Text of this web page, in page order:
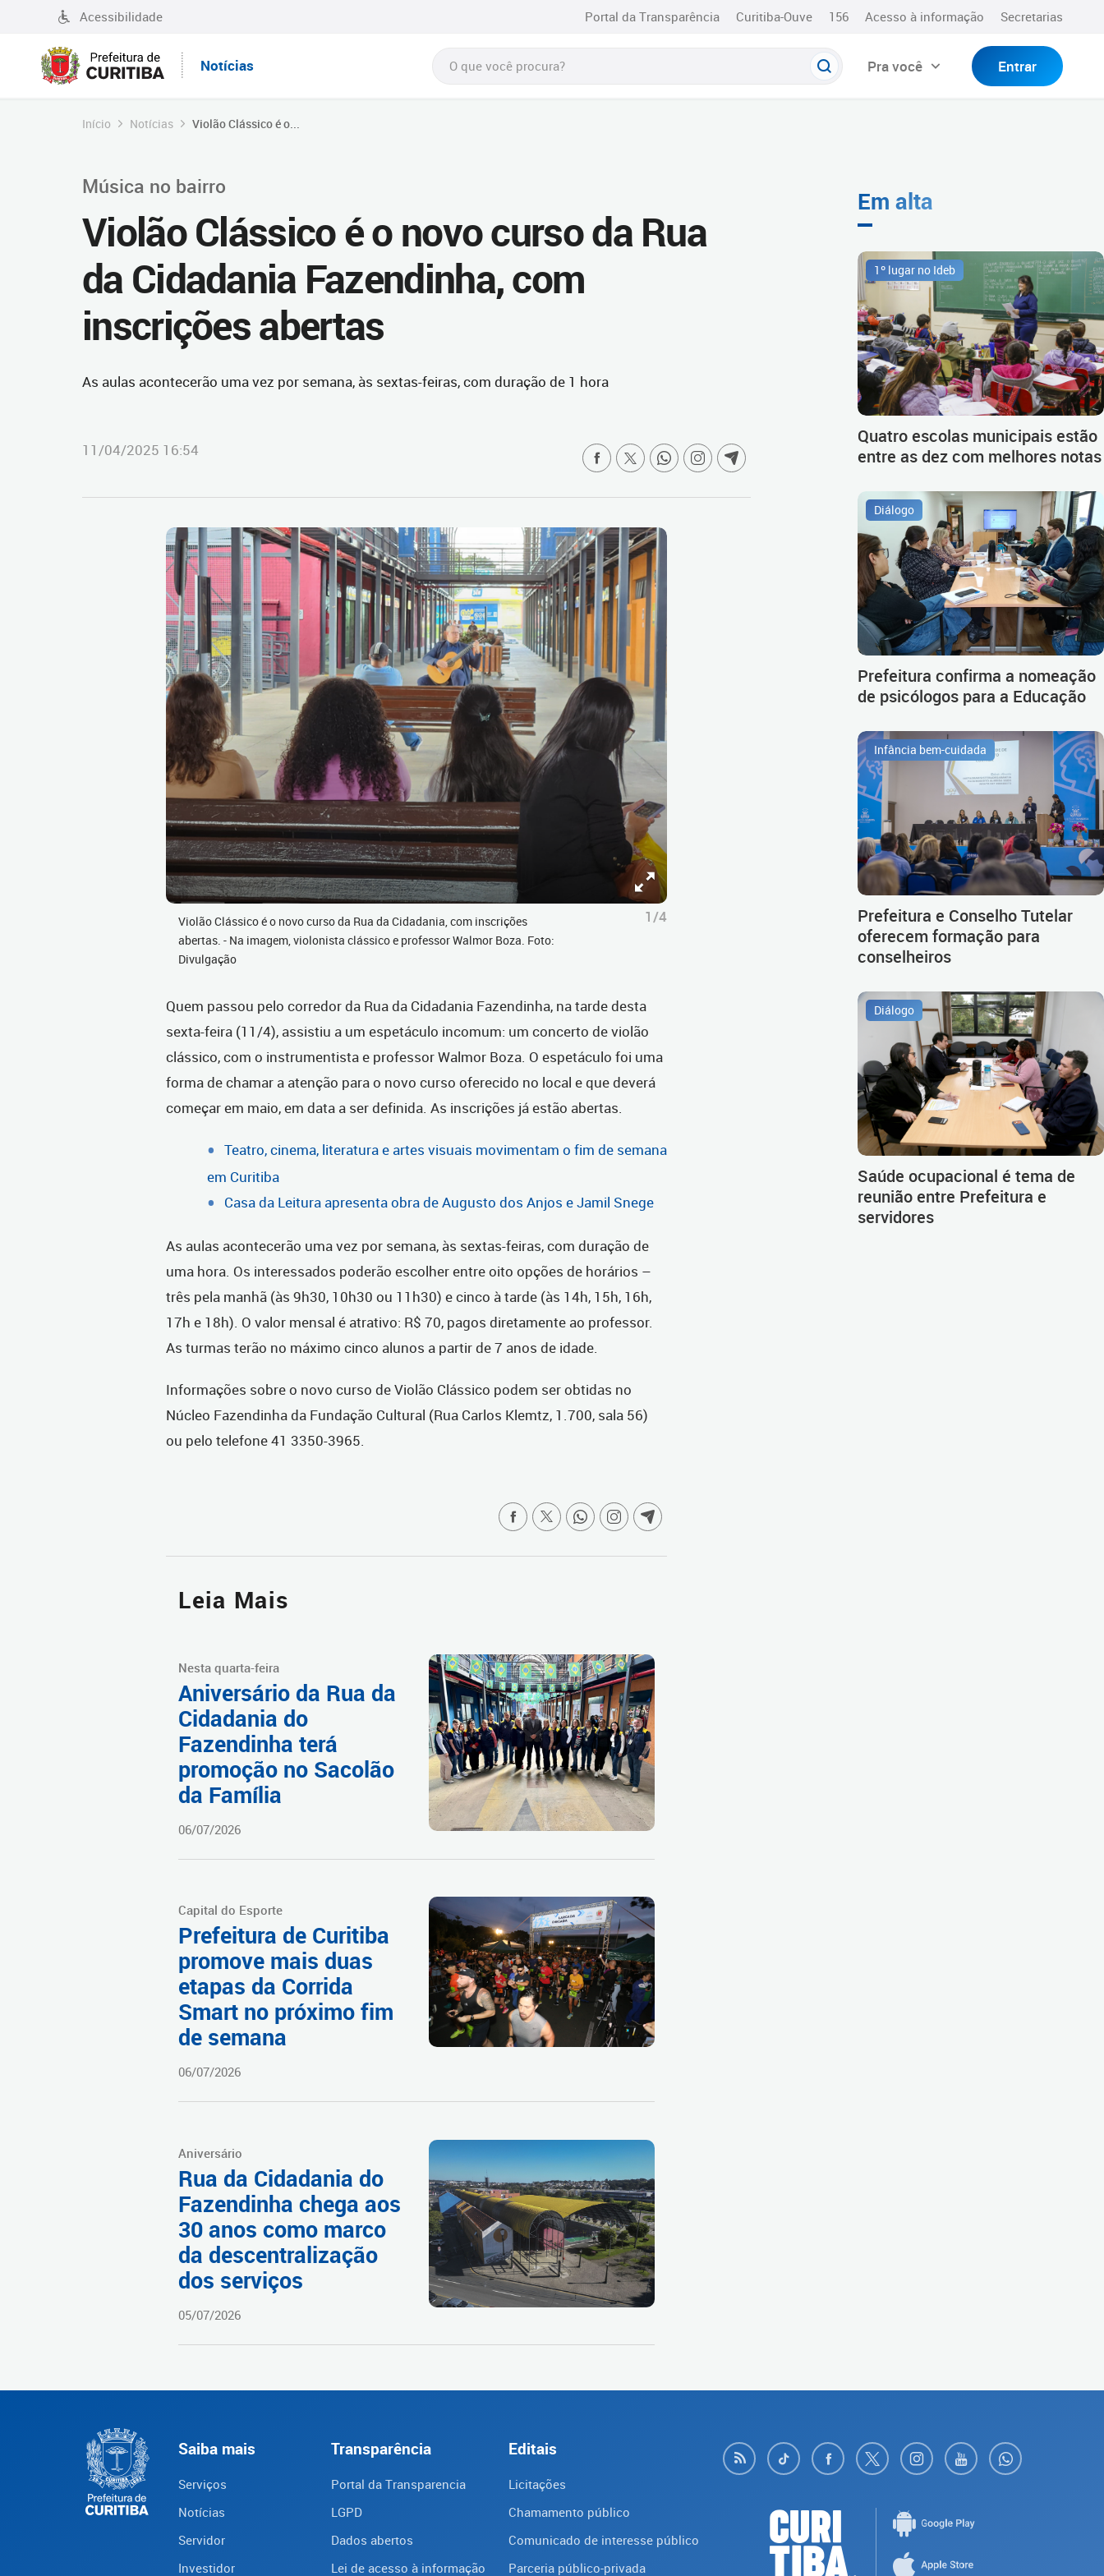
Acessibilidade Portal da Transparência Curitiba-Ouve 156 Acesso à informação Secretarias
Notícias Pra você Entrar
Início Notícias Violão Clássico é o...
Música no bairro
Violão Clássico é o novo curso da Rua
da Cidadania Fazendinha, com
inscrições abertas
As aulas acontecerão uma vez por semana, às sextas-feiras, com duração de 1 hora
11/04/2025 16:54
Violão Clássico é o novo curso da Rua da Cidadania, com inscrições
abertas. - Na imagem, violonista clássico e professor Walmor Boza. Foto:
Divulgação
1/4
Quem passou pelo corredor da Rua da Cidadania Fazendinha, na tarde desta
sexta-feira (11/4), assistiu a um espetáculo incomum: um concerto de violão
clássico, com o instrumentista e professor Walmor Boza. O espetáculo foi uma
forma de chamar a atenção para o novo curso oferecido no local e que deverá
começar em maio, em data a ser definida. As inscrições já estão abertas.
Teatro, cinema, literatura e artes visuais movimentam o fim de semana
em Curitiba
Casa da Leitura apresenta obra de Augusto dos Anjos e Jamil Snege
As aulas acontecerão uma vez por semana, às sextas-feiras, com duração de
uma hora. Os interessados poderão escolher entre oito opções de horários –
três pela manhã (às 9h30, 10h30 ou 11h30) e cinco à tarde (às 14h, 15h, 16h,
17h e 18h). O valor mensal é atrativo: R$ 70, pagos diretamente ao professor.
As turmas terão no máximo cinco alunos a partir de 7 anos de idade.
Informações sobre o novo curso de Violão Clássico podem ser obtidas no
Núcleo Fazendinha da Fundação Cultural (Rua Carlos Klemtz, 1.700, sala 56)
ou pelo telefone 41 3350-3965.
Leia Mais
Nesta quarta-feira
Aniversário da Rua da
Cidadania do
Fazendinha terá
promoção no Sacolão
da Família
06/07/2026
Capital do Esporte
Prefeitura de Curitiba
promove mais duas
etapas da Corrida
Smart no próximo fim
de semana
06/07/2026
Aniversário
Rua da Cidadania do
Fazendinha chega aos
30 anos como marco
da descentralização
dos serviços
05/07/2026
Em alta
1º lugar no Ideb
Quatro escolas municipais estão
entre as dez com melhores notas
Diálogo
Prefeitura confirma a nomeação
de psicólogos para a Educação
Infância bem-cuidada
Prefeitura e Conselho Tutelar
oferecem formação para
conselheiros
Diálogo
Saúde ocupacional é tema de
reunião entre Prefeitura e
servidores
Saiba mais
Serviços
Notícias
Servidor
Investidor
Transparência
Portal da Transparencia
LGPD
Dados abertos
Lei de acesso à informação
Editais
Licitações
Chamamento público
Comunicado de interesse público
Parceria público-privada